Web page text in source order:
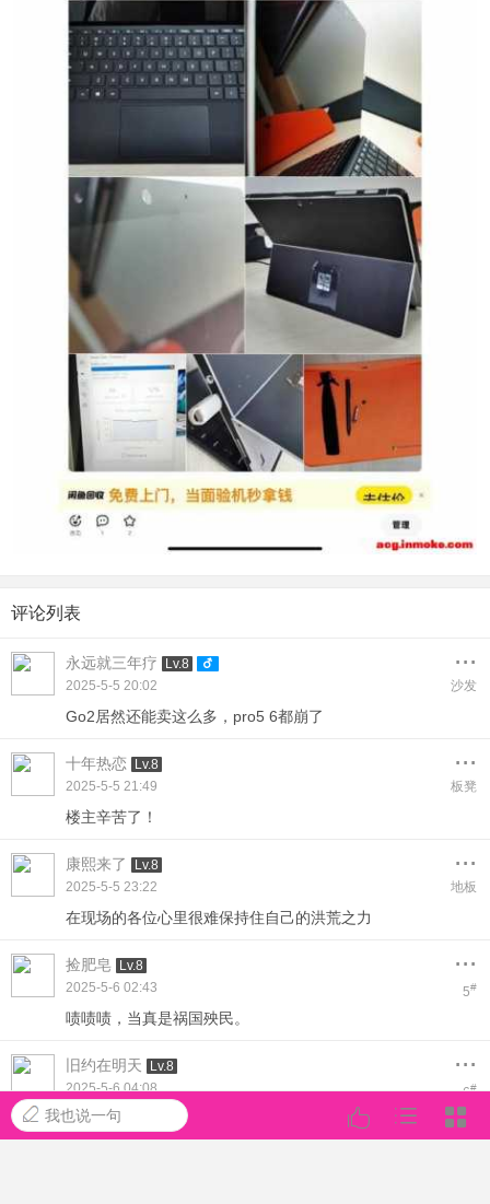
评论列表
永远就三年疗 Lv.8 ...
2025-5-5 20:02 沙发
Go2居然还能卖这么多，pro5 6都崩了
十年热恋 Lv.8 ...
2025-5-5 21:49 板凳
楼主辛苦了！
康熙来了 Lv.8 ...
2025-5-5 23:22 地板
在现场的各位心里很难保持住自己的洪荒之力
捡肥皂 Lv.8 ...
2025-5-6 02:43 5#
啧啧啧，当真是祸国殃民。
旧约在明天 Lv.8 ...
2025-5-6 04:08 6#
很棒，真不知道到底是人美还是角色美了
我也说一句